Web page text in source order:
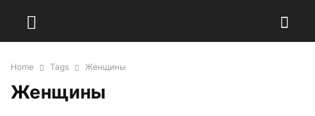
Home Tags Женщины
Женщины